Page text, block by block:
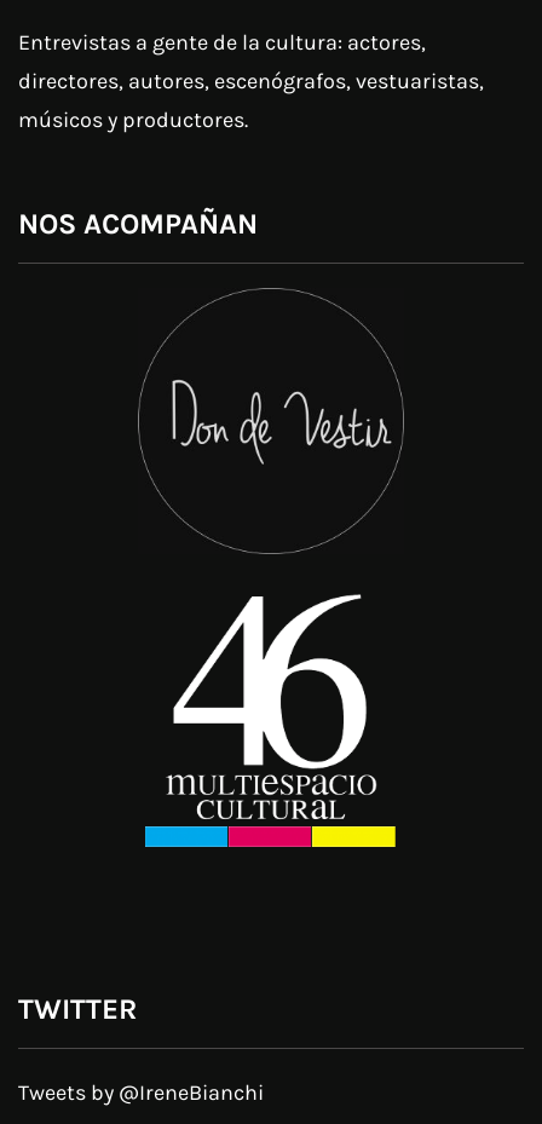
Entrevistas a gente de la cultura: actores,
directores, autores, escenógrafos, vestuaristas,
músicos y productores.
NOS ACOMPAÑAN
TWITTER
Tweets by @IreneBianchi